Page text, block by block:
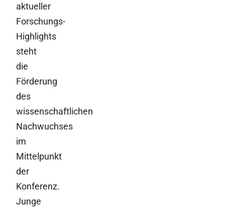
aktueller
Forschungs-
Highlights
steht
die
Förderung
des
wissenschaftlichen
Nachwuchses
im
Mittelpunkt
der
Konferenz.
Junge